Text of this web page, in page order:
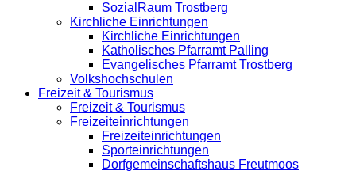
SozialRaum Trostberg
Kirchliche Einrichtungen
Kirchliche Einrichtungen
Katholisches Pfarramt Palling
Evangelisches Pfarramt Trostberg
Volkshochschulen
Freizeit & Tourismus
Freizeit & Tourismus
Freizeiteinrichtungen
Freizeiteinrichtungen
Sporteinrichtungen
Dorfgemeinschaftshaus Freutmoos